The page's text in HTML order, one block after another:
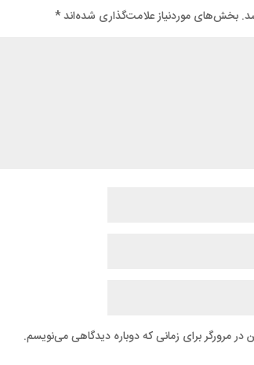
بخش‌های موردنیاز علامت‌گذاری شده‌اند*
در مرورگر برای زمانی که دوباره دیدگاهی می‌نویسم.